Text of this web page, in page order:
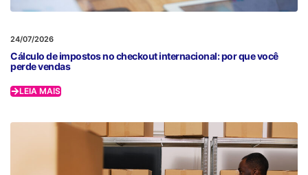
24/07/2026
Cálculo de impostos no checkout internacional: por que você
perde vendas
LEIA MAIS